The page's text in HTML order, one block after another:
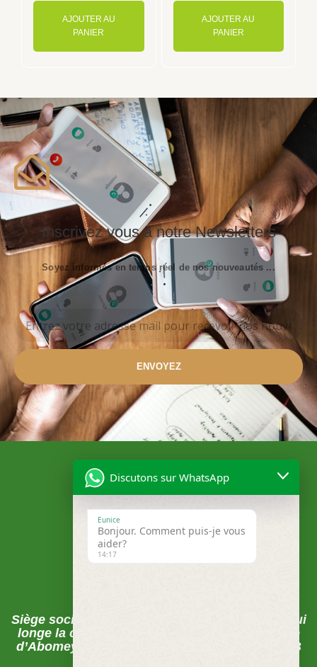
AJOUTER AU
PANIER
AJOUTER AU
PANIER
Inscrivez vous à notre Newsletters
Soyez informés en temps réel de nos nouveautés ...
ENVOYEZ
Siège social , Abomey-Calavi, La rue du pavé qui
longe la clôture de la CEB juste après la Mairie
d’Abomey-Calavi sur les pavés FECECAM-CEB
Discutons sur WhatsApp
Eunice
Bonjour. Comment puis-je vous
aider?
14:17